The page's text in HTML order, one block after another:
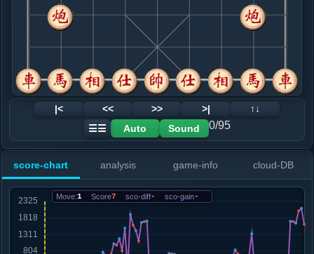
.....砲５平１
10. 炮八平九
红+189
车九平八
.....马８进９
红+227
红+348
.....车９进１
红+771
卒３进１
12. 兵九进一
红+670
红+630
13. 车九进二
红+707
.....象３进５
红+1179
车６进４
15. 车九平六
红+811
.....车２进４
红+1507
16. 车六进三
红+225
|< << >> >|
↑↓
☰☰
Auto Sound 0/95
score-chart analysis game-info cloud-DB
Move:1 Score7 sco-diff- sco-gain-